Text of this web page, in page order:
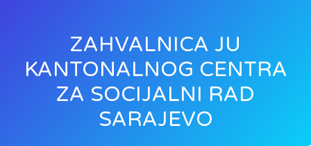
ZAHVALNICA JU
KANTONALNOG CENTRA
ZA SOCIJALNI RAD
SARAJEVO